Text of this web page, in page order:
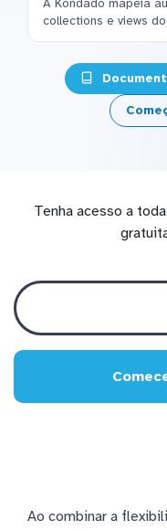
collections e views
Tenha acesso a
Ao combinar a